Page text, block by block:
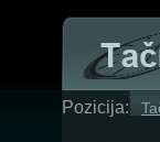
Pozicija: